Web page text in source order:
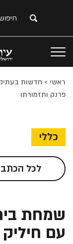
ראשי > חדשות
פרנק ותזמורתו
כללי
לכל
שמחת
עם